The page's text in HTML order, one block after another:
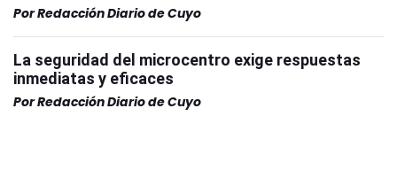
PorRedacción Diario de Cuyo
La seguridad del microcentro exige respuestas
inmediatas y eficaces
PorRedacción Diario de Cuyo